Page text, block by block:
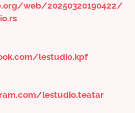
web/20250320190422/
lestudio.kpf
lestudio.teatar